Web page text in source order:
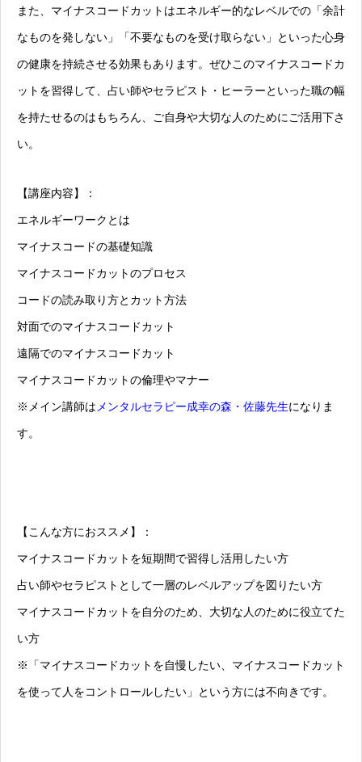
また、マイナスコードカットはエネルギー的なレベルでの「余計
なものを発しない」「不要なものを受け取らない」といった心身
の健康を持続させる効果もあります。ぜひこのマイナスコードカ
ットを習得して、占い師やセラピスト・ヒーラーといった職の幅
を持たせるのはもちろん、ご自身や大切な人のためにご活用下さ
い。
【講座内容】：
エネルギーワークとは
マイナスコードの基礎知識
マイナスコードカットのプロセス
コードの読み取り方とカット方法
対面でのマイナスコードカット
遠隔でのマイナスコードカット
マイナスコードカットの倫理やマナー
※メイン講師は メンタルセラピー成幸の森・佐藤先生になりま
す。
【こんな方におススメ】：
マイナスコードカットを短期間で習得し活用したい方
占い師やセラピストとして一層のレベルアップを図りたい方
マイナスコードカットを自分のため、大切な人のために役立てた
い方
※「マイナスコードカットを自慢したい、マイナスコードカット
を使って人をコントロールしたい」という方には不向きです。